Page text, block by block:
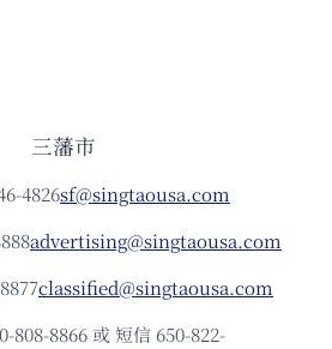
三藩市
4826sf@singtaousa.com
advertising@singtaousa.com
classified@singtaousa.com
808-8866 或 短信 650-822-